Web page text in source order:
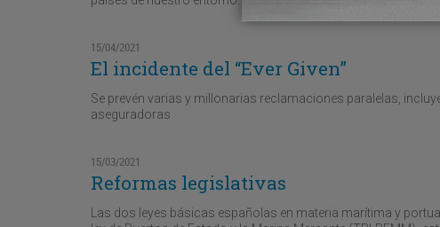
15/04/2021
El incidente del “Ever Given”
Se prevén varias y millonarias reclamaciones paralelas,
aseguradoras
15/03/2021
Reformas legislativas
Las dos leyes básicas españolas en materia marítima y